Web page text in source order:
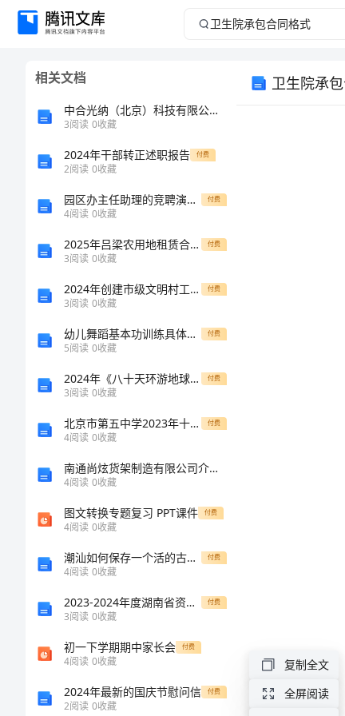
卫
方：
方：
相关文档
中合光纳（北京）科技有限公司介绍企业发展分析报告
3阅读 0收藏
2024年干部转正述职报告 付费
2阅读 0收藏
园区办主任助理的竞聘演讲稿 付费
4阅读 0收藏
2025年吕梁农用地租赁合同模板 付费
3阅读 0收藏
2024年创建市级文明村工作总结 付费
3阅读 0收藏
幼儿舞蹈基本功训练具体步骤 付费
5阅读 0收藏
2024年《八十天环游地球》读后感优秀 付费
3阅读 0收藏
北京市第五中学2023年十校联考最后语文试题含解析 付费
4阅读 0收藏
南通尚炫货架制造有限公司介绍企业发展分析报告
4阅读 0收藏
图文转换专题复习 PPT课件 付费
4阅读 0收藏
潮汕如何保存一个活的古村落 付费
4阅读 0收藏
2023-2024年度湖南省资料员之资料员专业管理实务试题及答案九 付费
3阅读 0收藏
初一下学期期中家长会 付费
4阅读 0收藏
2024年最新的国庆节慰问信 付费
2阅读 0收藏
卫生院承
复制全文
全屏阅读